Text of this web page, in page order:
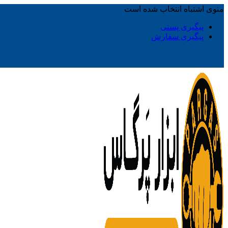
منوی اشتباه انتخاب شده است
پیگیری پستی
پیگیری سفارش